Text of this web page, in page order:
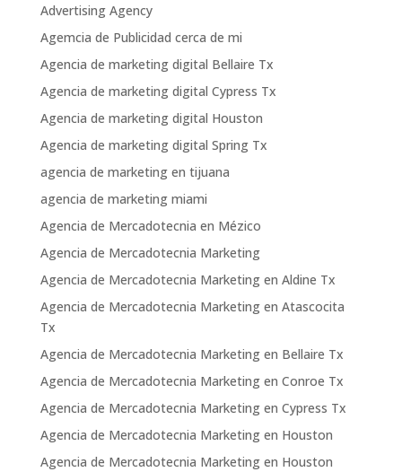
Advertising Agency
Agemcia de Publicidad cerca de mi
Agencia de marketing digital Bellaire Tx
Agencia de marketing digital Cypress Tx
Agencia de marketing digital Houston
Agencia de marketing digital Spring Tx
agencia de marketing en tijuana
agencia de marketing miami
Agencia de Mercadotecnia en Mézico
Agencia de Mercadotecnia Marketing
Agencia de Mercadotecnia Marketing en Aldine Tx
Agencia de Mercadotecnia Marketing en Atascocita
Tx
Agencia de Mercadotecnia Marketing en Bellaire Tx
Agencia de Mercadotecnia Marketing en Conroe Tx
Agencia de Mercadotecnia Marketing en Cypress Tx
Agencia de Mercadotecnia Marketing en Houston
Agencia de Mercadotecnia Marketing en Houston